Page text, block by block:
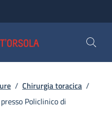
/ Chirurgia toracica /
Policlinico di